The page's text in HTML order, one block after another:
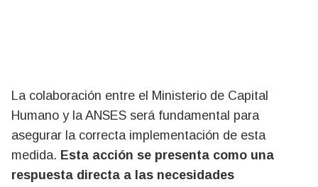
La colaboración entre el Ministerio de Capital
Humano y la ANSES será fundamental para
asegurar la correcta implementación de esta
medida. Esta acción se presenta como una
respuesta directa a las necesidades